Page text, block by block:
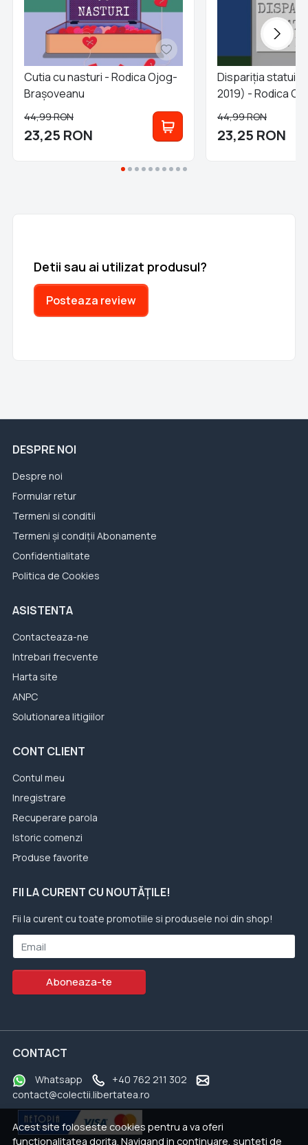
Cutia cu nasturi - Rodica Ojog-
Brașoveanu
23,25 RON
44,99RON
Dispariția statuii
2019) - Rodica
Brașoveanu
23,25 RON
44,99RON
Detii sau ai utilizat produsul?
Posteaza review
Acest site foloseste cookies pentru a va oferi
functionalitatea dorita. Navigand in continuare, sunteti de
DESPRE NOI
Despre noi
Formular retur
Termeni si conditii
Termeni și condiții Abonamente
Confidentialitate
Politica de Cookies
ASISTENTA
Contacteaza-ne
Intrebari frecvente
Harta site
ANPC
Solutionarea litigiilor
CONT CLIENT
Contul meu
Inregistrare
Recuperare parola
Istoric comenzi
Produse favorite
FII LA CURENT CU NOUTĂȚILE!
Fii la curent cu toate promotiile si produsele noi din shop!
Email
Aboneaza-te
CONTACT
Whatsapp
+40 762 211 302
contact@colectii.libertatea.ro